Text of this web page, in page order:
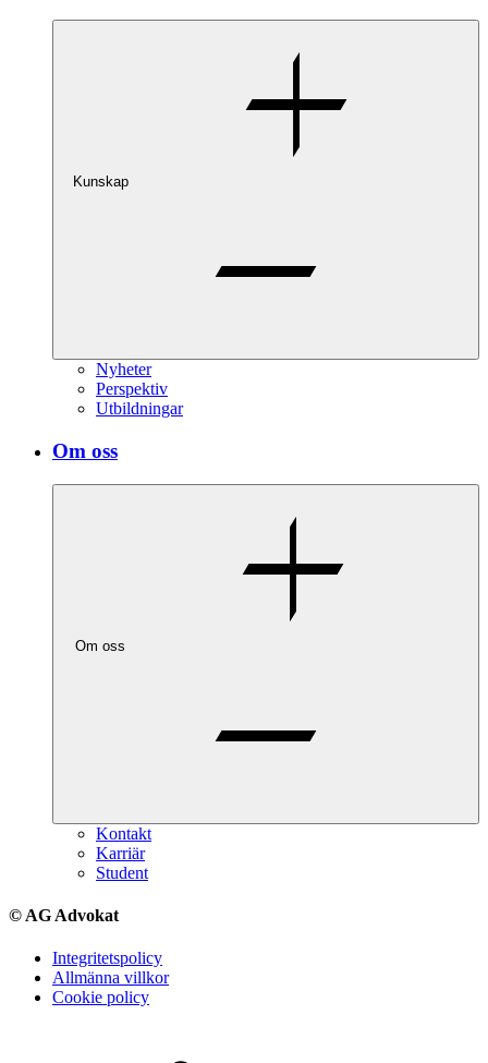
Kunskap
Nyheter
Perspektiv
Utbildningar
Om oss
Om oss
Kontakt
Karriär
Student
© AG Advokat
Integritetspolicy
Allmänna villkor
Cookie policy